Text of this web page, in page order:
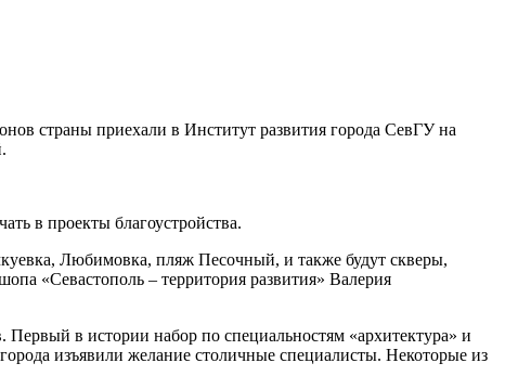
страны приехали в Институт развития города СевГУ на
в проекты благоустройства.
Любимовка, пляж Песочный, и также будут скверы,
«Севастополь – территория развития» Валерия
в истории набор по специальностям «архитектура» и
изъявили желание столичные специалисты. Некоторые из